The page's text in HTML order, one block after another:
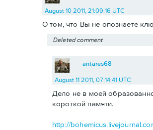
August 10 2011, 21:09:16 UTC
О том, что Вы не опознаете
Deleted comment
antares68
August 11 2011, 07:14:41 UTC
Дело не в моей
короткой памяти.
http://